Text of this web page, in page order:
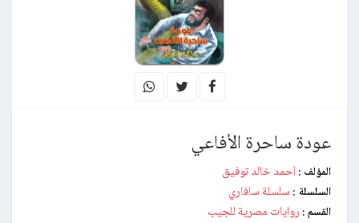
عودة ساحرة الأفاعي
المؤلف : أحمد خالد توفيق
السلسلة : سلسلة سافاري
القسم : روايات مصرية للجيب